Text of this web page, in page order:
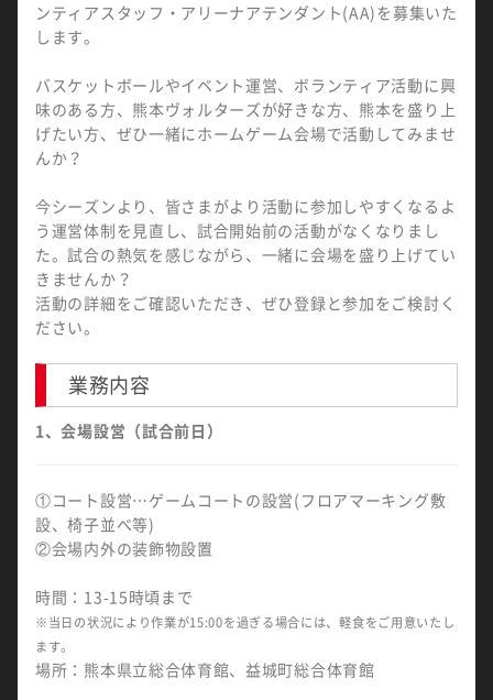
ンティアスタッフ・アリーナアテンダント(AA)を募集いた
します。
バスケットボールやイベント運営、ボランティア活動に興
味のある方、熊本ヴォルターズが好きな方、熊本を盛り上
げたい方、ぜひ一緒にホームゲーム会場で活動してみませ
んか？
今シーズンより、皆さまがより活動に参加しやすくなるよ
う運営体制を見直し、試合開始前の活動がなくなりまし
た。試合の熱気を感じながら、一緒に会場を盛り上げてい
きませんか？
活動の詳細をご確認いただき、ぜひ登録と参加をご検討く
ださい。
業務内容
1、会場設営（試合前日）
①コート設営…ゲームコートの設営(フロアマーキング敷
設、椅子並べ等)
②会場内外の装飾物設置
時間：13-15時頃まで
※当日の状況により作業が15:00を過ぎる場合には、軽食をご用意いたし
ます。
場所：熊本県立総合体育館、益城町総合体育館